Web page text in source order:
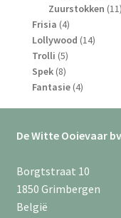
Zuurstokken 11
Frisia 44
producten
Lollywood 1414
Trolli 55
producten
Spek 88
producten
Fantasie 44
De Witte Ooievaar bv
Borgtstraat 10
1850 Grimbergen
België